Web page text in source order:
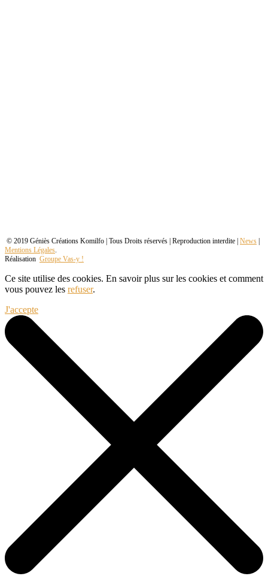
© 2019 Géniès Créations Komilfo | Tous Droits réservés | Reproduction interdite | News |
Mentions Légales
Réalisation Groupe Vas-y !
Ce site utilise des cookies. En savoir plus sur les cookies et comment
vous pouvez les refuser.
J'accepte